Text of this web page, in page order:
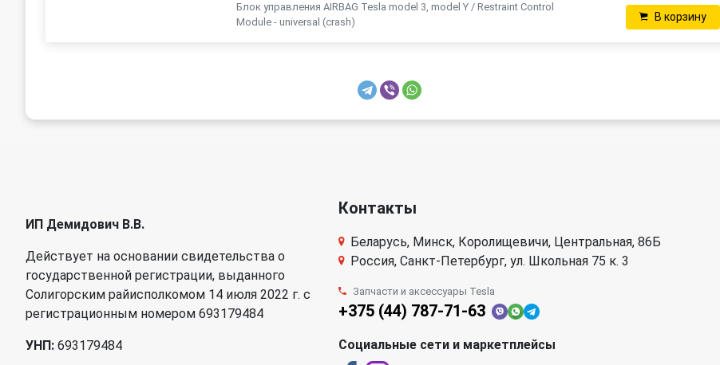
Блок управления AIRBAG Tesla model 3, model Y / Restraint Control
Module - universal (crash)
В корзину
ИП Демидович В.В.
Действует на основании свидетельства о
государственной регистрации, выданного
Солигорским райисполкомом 14 июля 2022 г. с
регистрационным номером 693179484
УНП: 693179484
Контакты
Беларусь, Минск, Королищевичи, Центральная, 86Б
Россия, Санкт-Петербург, ул. Школьная 75 к. 3
Запчасти и аксессуары Tesla
+375 (44) 787-71-63
Социальные сети и маркетплейсы